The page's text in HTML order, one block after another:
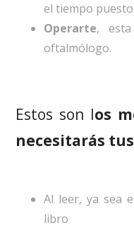
el tiempo
Operarte,
oftalmólogo.
Estos son los
necesitarás
Al leer, ya sea
libro